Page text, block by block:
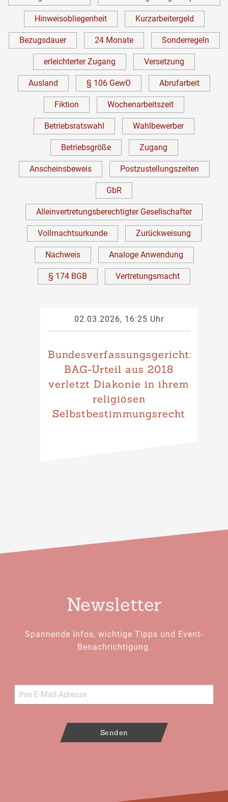
Hinweisobliegenheit Kurzarbeitergeld
Bezugsdauer 24 Monate Sonderregeln
erleichterter Zugang Versetzung
Ausland § 106 GewO Abrufarbeit
Fiktion Wochenarbeitszeit
Betriebsratswahl Wahlbewerber
Betriebsgröße Zugang
Anscheinsbeweis Postzustellungszeiten
GbR
Alleinvertretungsberechtigter Gesellschafter
Vollmachtsurkunde Zurückweisung
Nachweis Analoge Anwendung
§ 174 BGB Vertretungsmacht
02.03.2026, 16:25 Uhr
Bundesverfassungsgericht:
BAG-Urteil aus 2018
verletzt Diakonie in ihrem
religiösen
Selbstbestimmungsrecht
Newsletter
Spannende Infos, wichtige Tipps und Event-
Benachrichtigung.
Senden